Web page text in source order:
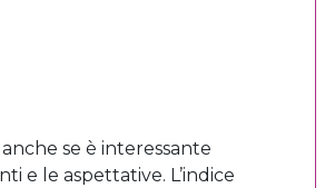
se è interessante
e le aspettative. L’indice